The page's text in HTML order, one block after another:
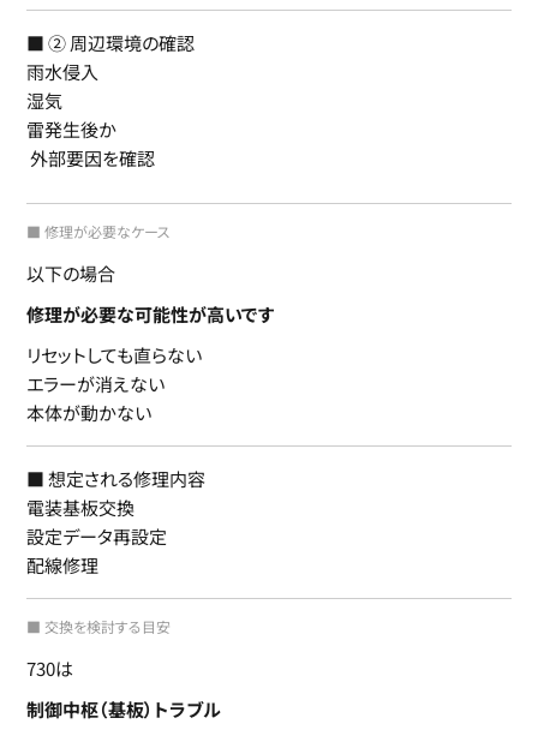
■ ② 周辺環境の確認
雨水侵入
湿気
雷発生後か
外部要因を確認
■ 修理が必要なケース
以下の場合
修理が必要な可能性が高いです
リセットしても直らない
エラーが消えない
本体が動かない
■ 想定される修理内容
電装基板交換
設定データ再設定
配線修理
■ 交換を検討する目安
730は
制御中枢（基板）トラブル